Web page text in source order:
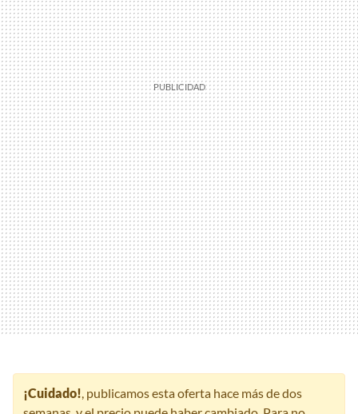
¡Cuidado!, publicamos esta oferta hace más de dos